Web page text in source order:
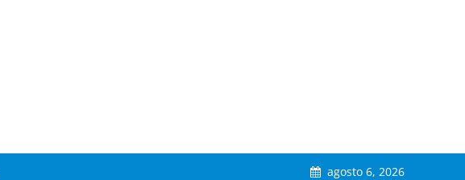
agosto 6, 2026